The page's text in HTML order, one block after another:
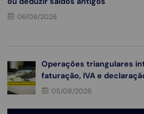
06/08/2026
Operações triangulares
faturação, IVA e
05/08/2026